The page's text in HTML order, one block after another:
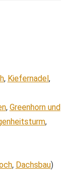
, Kiefernadel,
, Greenhorn und
,
, Dachsbau)